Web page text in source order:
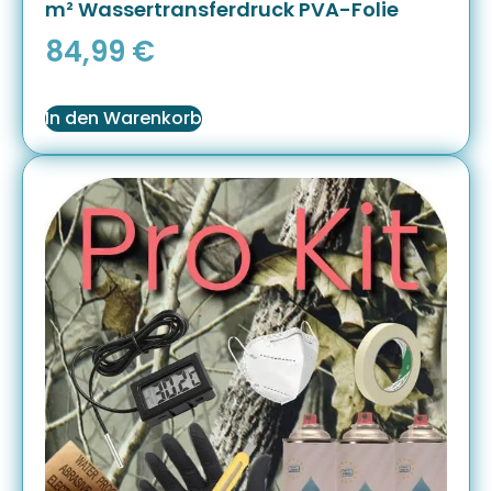
m² Wassertransferdruck PVA-Folie
84,99 €
In den Warenkorb